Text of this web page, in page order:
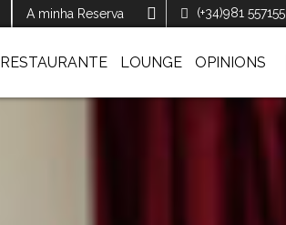
A minha Reserva (+34)981 557155
RESTAURANTE LOUNGE OPINIONS